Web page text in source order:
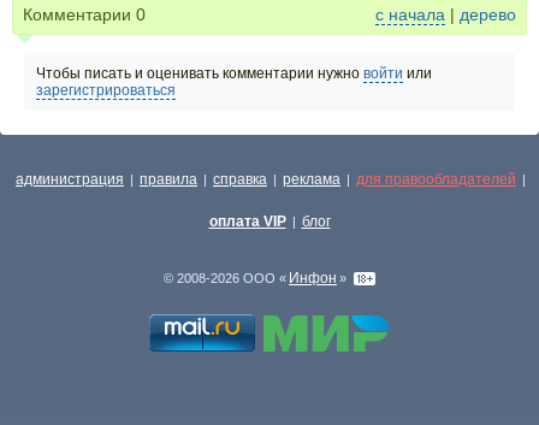
Комментарии 0 с начала | дерево
Чтобы писать и оценивать комментарии нужно войти или
зарегистрироваться
администрация | правила | справка | реклама | для правообладателей |
оплата VIP | блог
© 2008-2026 ООО « Инфон »